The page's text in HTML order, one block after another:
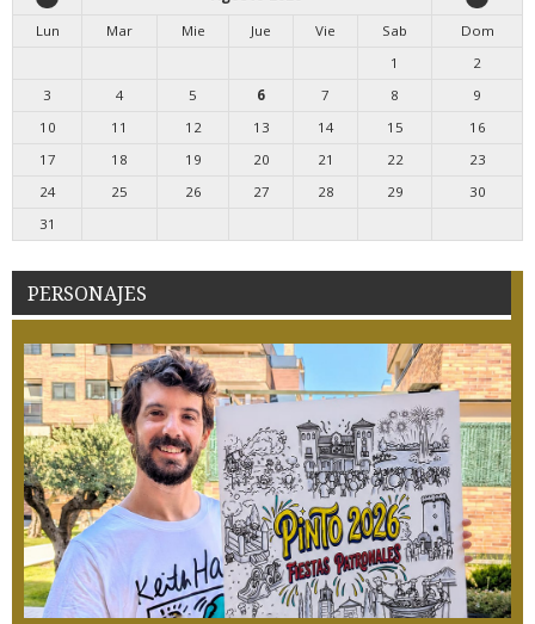
Lun
Mar Mie Jue Vie Sab
Dom
1
2
3
4 5 6 7 8
9
10
11 12 13 14 15
16
17
18 19 20 21 22
23
24
25 26 27 28 29
30
31
PERSONAJES